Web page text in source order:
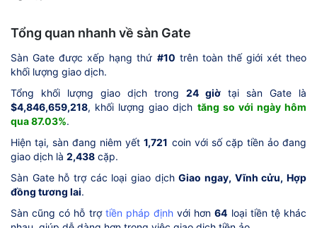
Tổng quan nhanh về sàn Gate
Sàn Gate được xếp hạng thứ #10 trên toàn thế giới xét theo
khối lượng giao dịch.
Tổng khối lượng giao dịch trong 24 giờ tại sàn Gate là
$4,846,659,218, khối lượng giao dịch tăng so với ngày hôm
qua 87.03%.
Hiện tại, sàn đang niêm yết1,721 coin với số cặp tiền ảo đang
giao dịch là 2,438 cặp.
Sàn Gate hỗ trợ các loại giao dịchGiao ngay, Vĩnh cửu, Hợp
đồng tương lai.
Sàn cũng có hỗ trợ tiền pháp định với hơn64 loại tiền tệ khác